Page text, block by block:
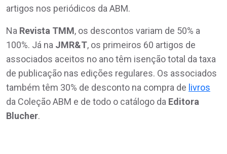
artigos nos periódicos da ABM.
Na Revista TMM, os descontos variam de 50% a
100%. Já na JMR&T, os primeiros 60 artigos de
associados aceitos no ano têm isenção total da taxa
de publicação nas edições regulares. Os associados
também têm 30% de desconto na compra de livros
da Coleção ABM e de todo o catálogo da Editora
Blucher.